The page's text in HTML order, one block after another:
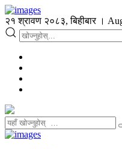
२१ श्रावण २०८३, बिहीबार ।